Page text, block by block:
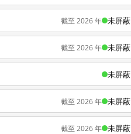
截至 2026 年 未屏蔽
截至 2026 年 未屏蔽
未屏蔽
截至 2026 年 未屏蔽
截至 2026 年 未屏蔽